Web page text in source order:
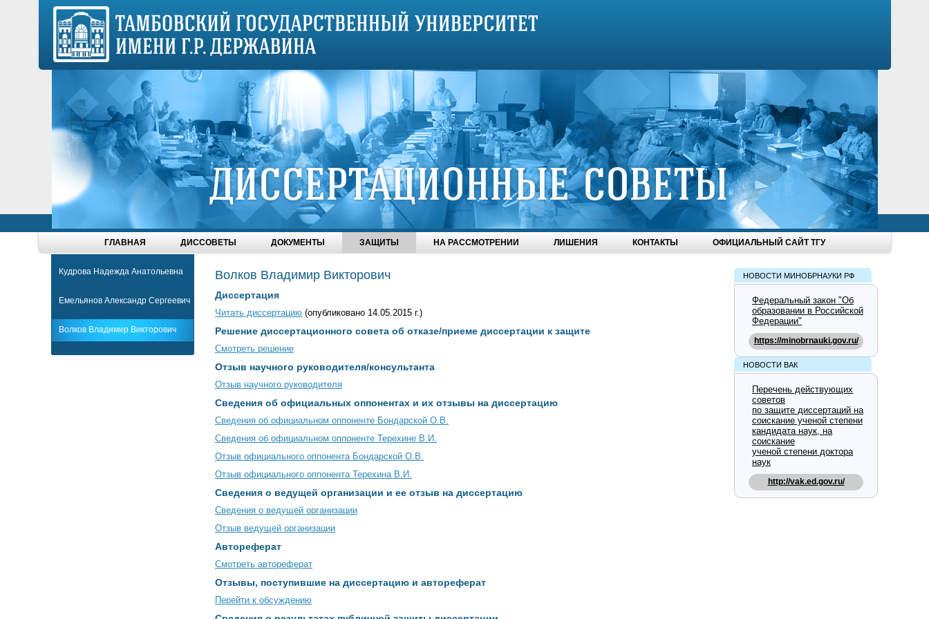
ГЛАВНАЯ ДИССОВЕТЫ ДОКУМЕНТЫ ЗАЩИТЫ НА РАССМОТРЕНИИ ЛИШЕНИЯ КОНТАКТЫ ОФИЦИАЛЬНЫЙ САЙТ ТГУ
Кудрова Надежда Анатольевна
Емельянов Александр Сергеевич
Волков Владимир Викторович
Волков Владимир Викторович
Диссертация
Читать диссертацию (опубликовано 14.05.2015 г.)
Решение диссертационного совета об отказе/приеме диссертации к защите
Смотреть решение
Отзыв научного руководителя/консультанта
Отзыв научного руководителя
Сведения об официальных оппонентах и их отзывы на диссертацию
Сведения об официальном оппоненте Бондарской О.В.
Сведения об официальном оппоненте Терехине В.И.
Отзыв официального оппонента Бондарской О.В.
Отзыв официального оппонента Терехина В.И.
Сведения о ведущей организации и ее отзыв на диссертацию
Сведения о ведущей организации
Отзыв ведущей организации
Автореферат
Смотреть автореферат
Отзывы, поступившие на диссертацию и автореферат
Перейти к обсуждению
НОВОСТИ МИНОБРНАУКИ РФ
Федеральный закон "Об
образовании в Российской
Федерации"
https://minobrnauki.gov.ru/
НОВОСТИ ВАК
Перечень действующих
советов
по защите диссертаций на
соискание ученой степени
кандидата наук, на
соискание
ученой степени доктора
наук
http://vak.ed.gov.ru/